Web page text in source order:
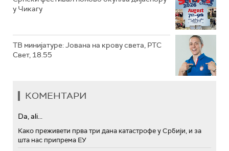
у Чикагу
ТВ минијатуре: Јована на крову света, РТС
Свет, 18.55
КОМЕНТАРИ
Da, ali...
Како преживети прва три дана катастрофе у Србији, и за
шта нас припрема ЕУ